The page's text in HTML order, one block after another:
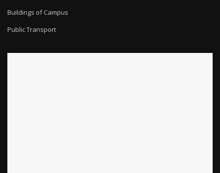
Buildings of Campus
Public Transport